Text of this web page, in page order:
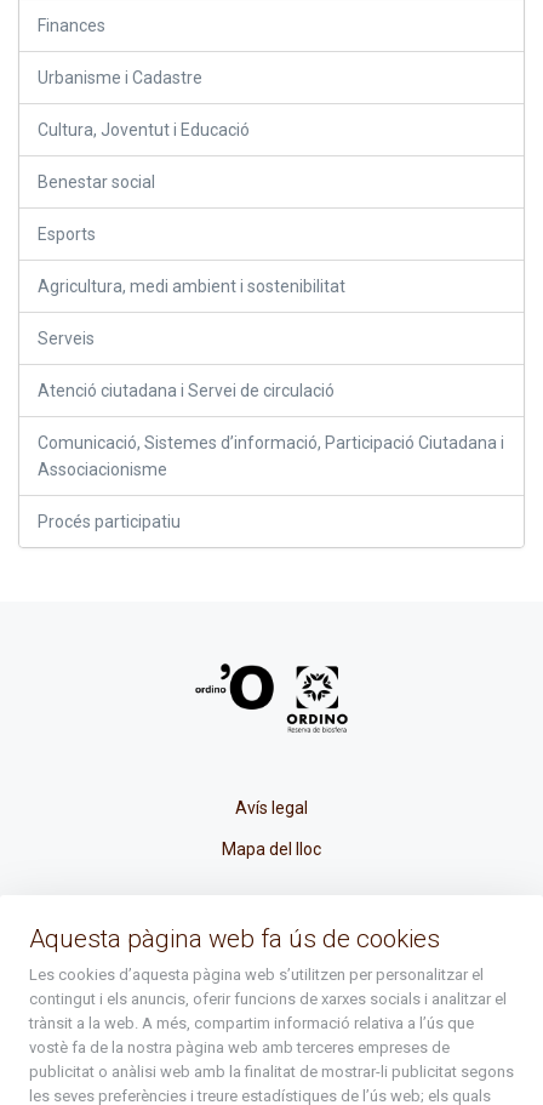
Finances
Urbanisme i Cadastre
Cultura, Joventut i Educació
Benestar social
Esports
Agricultura, medi ambient i sostenibilitat
Serveis
Atenció ciutadana i Servei de circulació
Comunicació, Sistemes d’informació, Participació Ciutadana i
Associacionisme
Procés participatiu
Avís legal
Mapa del lloc
atenciociutadana@ordino.ad
+376 878 100
De Dl. a Dv. : de 8 a 16h (els divendres a partir de l'1 de juny
fins al divendres de la setmana de Meritxell : de 8 a 14h)
Aquesta pàgina web fa ús de cookies
Les cookies d’aquesta pàgina web s’utilitzen per personalitzar el
contingut i els anuncis, oferir funcions de xarxes socials i analitzar el
trànsit a la web. A més, compartim informació relativa a l’ús que
vostè fa de la nostra pàgina web amb terceres empreses de
publicitat o anàlisi web amb la finalitat de mostrar-li publicitat segons
les seves preferències i treure estadístiques de l’ús web; els quals